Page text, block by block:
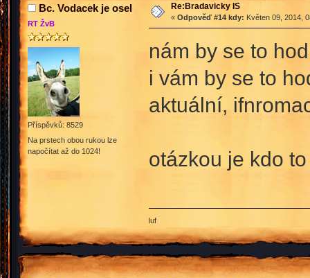
Bc. Vodacek je osel
RT ŽvB
Příspěvků: 8529
Na prstech obou rukou lze
napočítat až do 1024!
Re:Bradavicky IS
« Odpověď #14 kdy: Květen 09, 2014,
nám by se to
i vám by se to
aktuální,
otázkou je kdo
luf